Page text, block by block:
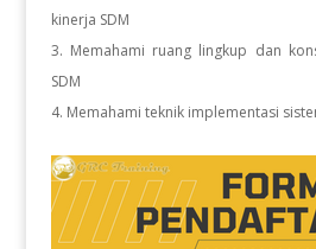
kinerja SDM
Memahami ruang lingkup dan
SDM
Memahami teknik implementasi